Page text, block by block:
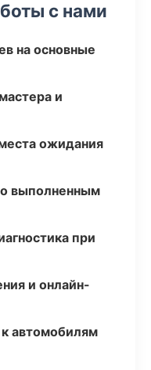
с нами
на основные
и
ожидания
выполненным
при
и онлайн-
автомобилям